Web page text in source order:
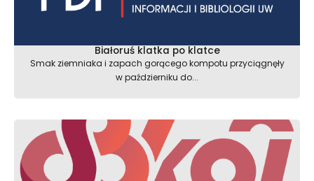
Białoruś klatka po klatce
Smak ziemniaka i zapach gorącego kompotu przyciągnęły
w październiku do...